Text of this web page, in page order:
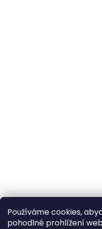
Používáme cookies,
pohodlné prohlížení